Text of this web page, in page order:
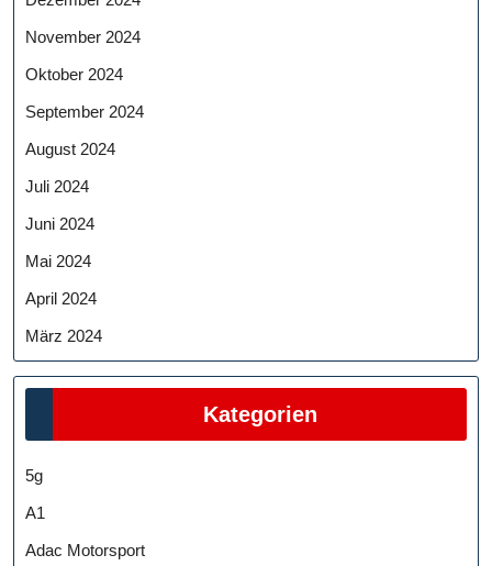
November 2024
Oktober 2024
September 2024
August 2024
Juli 2024
Juni 2024
Mai 2024
April 2024
März 2024
Kategorien
5g
A1
Adac Motorsport